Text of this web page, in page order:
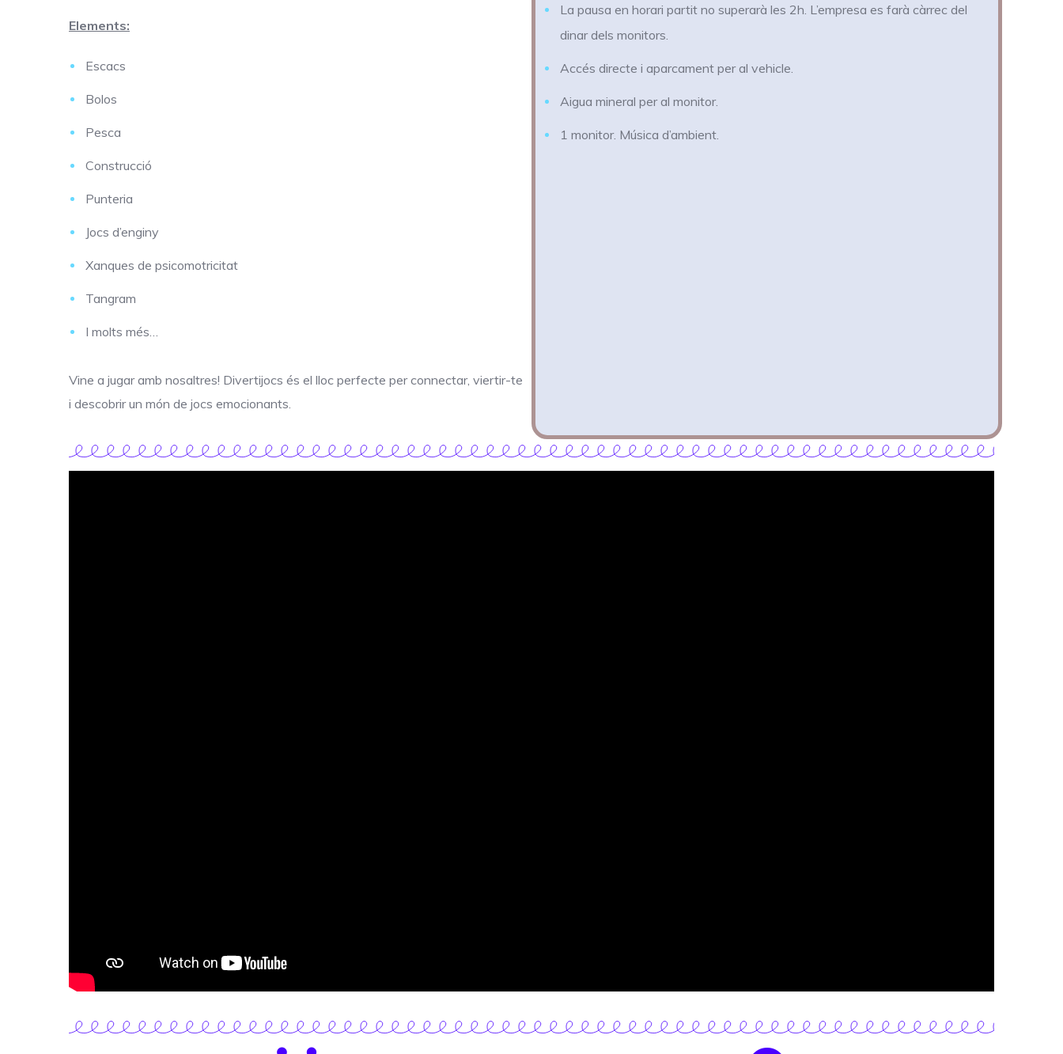
Elements:
Escacs
Bolos
Pesca
Construcció
Punteria
Jocs d’enginy
Xanques de psicomotricitat
Tangram
I molts més…
Vine a jugar amb nosaltres! Divertijocs és el lloc perfecte per connectar, viertir-te
i descobrir un món de jocs emocionants.
La pausa en horari partit no superarà les 2h. L’empresa es farà càrrec del
dinar dels monitors.
Accés directe i aparcament per al vehicle.
Aigua mineral per al monitor.
1 monitor. Música d’ambient.